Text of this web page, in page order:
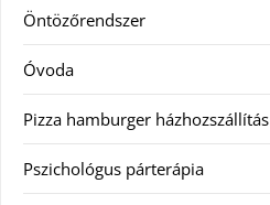
Öntözőrendszer
Óvoda
Pizza hamburger házhozszállítás
Pszichológus párterápia